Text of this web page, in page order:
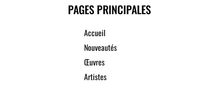
PAGES PRINCIPALES
Accueil
Nouveautés
Œuvres
Artistes